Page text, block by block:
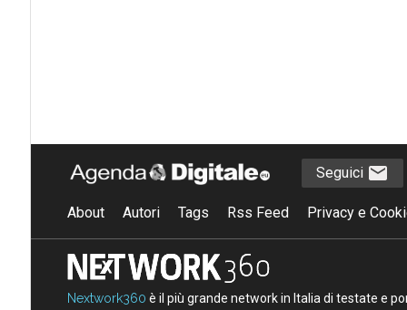
Seguici
About Autori Tags Rss Feed Privacy e
Nextwork360 è il più grande network in Italia di testate e